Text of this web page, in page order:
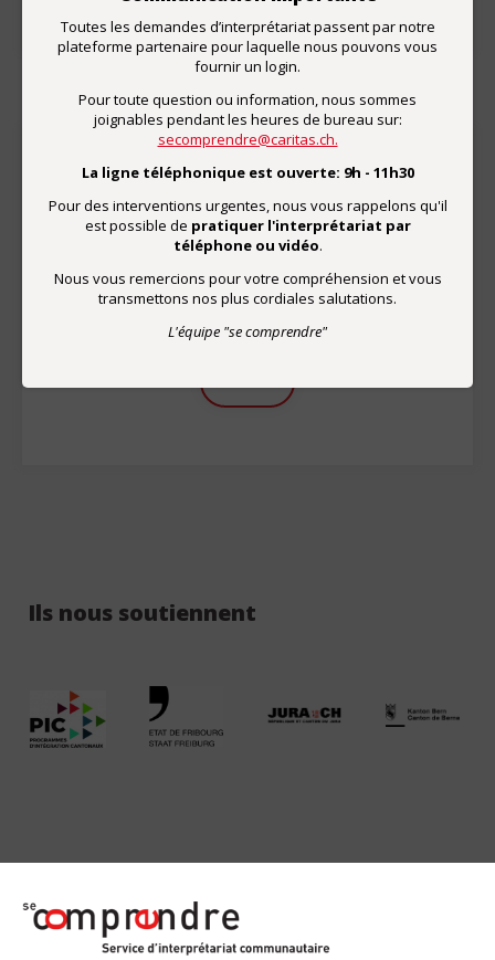
Toutes les demandes d’interprétariat passent par notre
plateforme partenaire pour laquelle nous pouvons vous
fournir un login.
Pour toute question ou information, nous sommes
joignables pendant les heures de bureau sur:
secomprendre@caritas.ch.
La ligne téléphonique est ouverte: 9h - 11h30
Pour des interventions urgentes, nous vous rappelons qu'il
est possible de pratiquer l'interprétariat par
téléphone ou vidéo.
Nous vous remercions pour votre compréhension et vous
transmettons nos plus cordiales salutations.
L'équipe "se comprendre"
Don
Par un don, vous soutenez le développement de
prestations d'interprétariat de qualité.
CCP de "se comprendre"
Ils nous soutiennent